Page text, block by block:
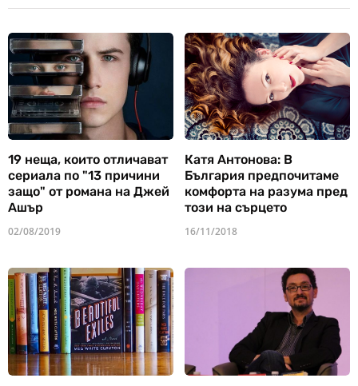
19 неща, които отличават
сериала по "13 причини
защо" от романа на Джей
Ашър
02/08/2019
Катя Антонова: В
България предпочитаме
комфорта на разума пред
този на сърцето
16/11/2018